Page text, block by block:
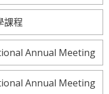
課程
Annual Meeting
Annual Meeting